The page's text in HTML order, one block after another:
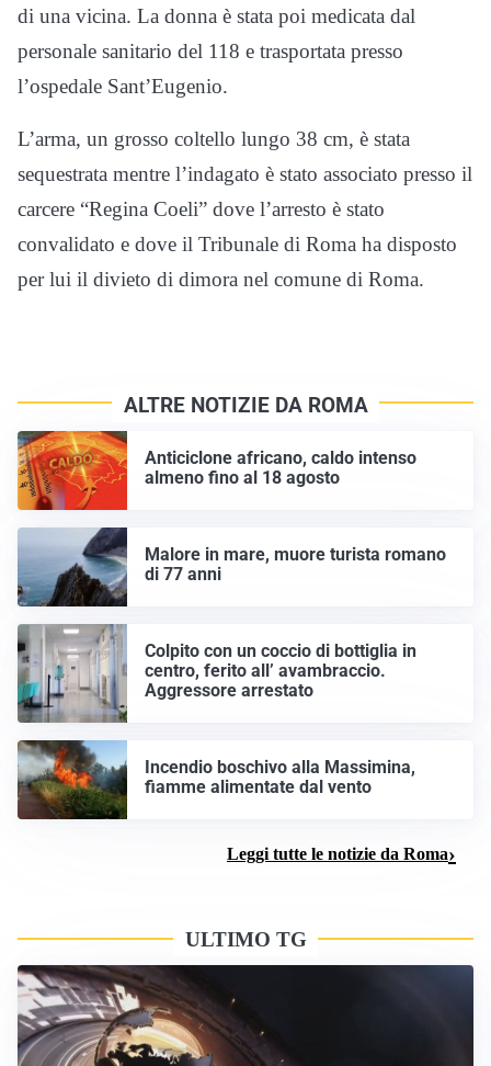
di una vicina. La donna è stata poi medicata dal
personale sanitario del 118 e trasportata presso
l’ospedale Sant’Eugenio.
L’arma, un grosso coltello lungo 38 cm, è stata
sequestrata mentre l’indagato è stato associato presso il
carcere “Regina Coeli” dove l’arresto è stato
convalidato e dove il Tribunale di Roma ha disposto
per lui il divieto di dimora nel comune di Roma.
ALTRE NOTIZIE DA ROMA
Anticiclone africano, caldo intenso
almeno fino al 18 agosto
Malore in mare, muore turista romano
di 77 anni
Colpito con un coccio di bottiglia in
centro, ferito all’ avambraccio.
Aggressore arrestato
Incendio boschivo alla Massimina,
fiamme alimentate dal vento
Leggi tutte le notizie da Roma
ULTIMO TG